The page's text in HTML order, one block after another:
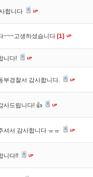
합니다
~~~고생하셨습니다 [1]
니다!
부경찰서 감사합니다.
사드립니다! 👍
셔서 감사합니다 ㅠㅠ
니다!!